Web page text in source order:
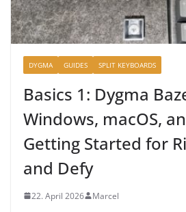
DYGMA GUIDES SPLIT KEYBOARDS
Basics 1: Dygma
Windows, macOS,
Getting Started for
and Defy
22. April 2026 Marcel